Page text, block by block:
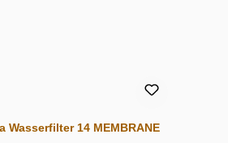
Wasserfilter 14 MEMBRANE